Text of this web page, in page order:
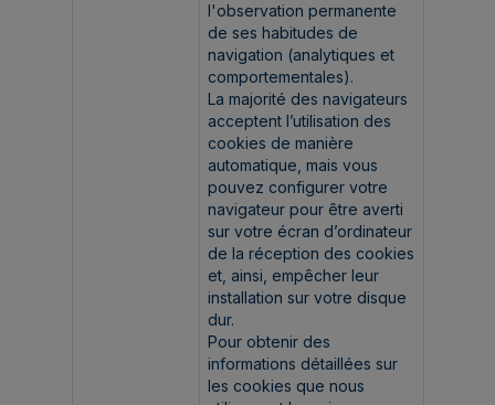
l'observation permanente
de ses habitudes de
navigation (analytiques et
comportementales).
La majorité des navigateurs
acceptent l’utilisation des
cookies de manière
automatique, mais vous
pouvez configurer votre
navigateur pour être averti
sur votre écran d’ordinateur
de la réception des cookies
et, ainsi, empêcher leur
installation sur votre disque
dur.
Pour obtenir des
informations détaillées sur
les cookies que nous